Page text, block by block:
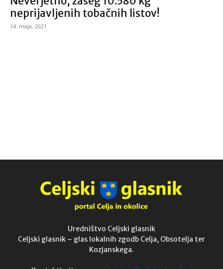
neprijavljenih tobačnih listov!
14. maja, 2021
Uredništvo Celjski glasnik
Celjski glasnik – glas lokalnih zgodb Celja, Obsotelja ter
Kozjanskega.